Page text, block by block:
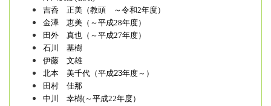
吉呑 正美（教頭 ～令和2年度）
金澤 恵美（～平成28年度）
田外 真也（～平成27年度）
石川 基樹
伊藤 文雄
北本 美千代（平成23年度～）
田村 佳那
中川 幸樹(～平成22年度）